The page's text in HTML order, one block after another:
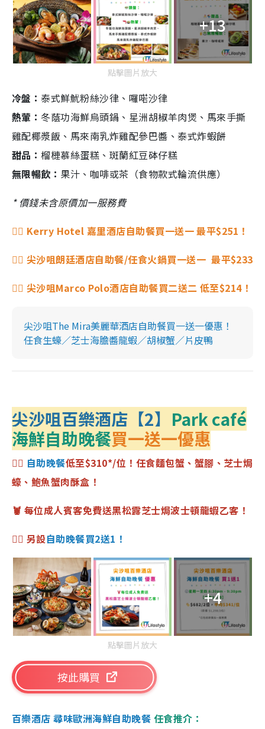
+13
點擊圖片放大
冷盤：泰式鮮魷粉絲沙律、囉喏沙律
熱葷：冬蔭功海鮮烏頭鍋、星洲胡椒羊肉煲、馬來手撕
雞配椰漿飯、馬來南乳炸雞配參巴醬、泰式炸蝦餅
甜品：榴槤慕絲蛋糕、斑蘭紅豆砵仔糕
無限暢飲： 果汁、咖啡或茶（食物款式輪流供應）
* 價錢未含原價加一服務費
👉🏻 Kerry Hotel 嘉里酒店自助餐買一送一 最平$251！
👉🏻 尖沙咀朗廷酒店自助餐/任食火鍋買一送一 最平$233
👉🏻 尖沙咀Marco Polo酒店自助餐買二送二 低至$214！
尖沙咀The Mira美麗華酒店自助餐買一送一優惠！
任食生蠔／芝士海膽醬龍蝦／胡椒蟹／片皮鴨
尖沙咀百樂酒店【2】 Park café
海鮮自助晚餐買一送一優惠
👉🏻 自助晚餐低至$310*/位！任食麵包蟹、蟹腳、芝士焗
蠔、鮑魚蟹肉酥盒！
🦞 每位成人賓客免費送黑松露芝士焗波士頓龍蝦乙客！
👉🏻 另設自助晚餐買2送1！
+4
點擊圖片放大
按此購買
百樂酒店 尋味歐洲海鮮自助晚餐 任食推介：